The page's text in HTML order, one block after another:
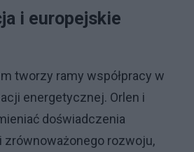
i europejskie
tworzy ramy współpracy w
energetycznej. Orlen i
doświadczenia
rozwoju,